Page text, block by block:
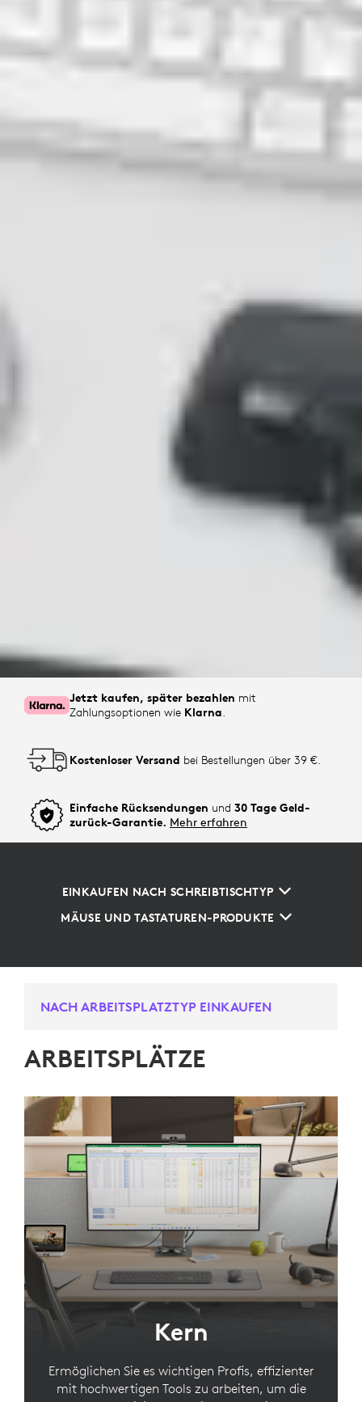
Jetzt kaufen, später bezahlen mit
Zahlungsoptionen wie Klarna.
Kostenloser Versand bei Bestellungen über 39 €.
Einfache Rücksendungen und 30 Tage Geld-
zurück-Garantie. Mehr erfahren
EINKAUFEN NACH SCHREIBTISCHTYP
MÄUSE UND TASTATUREN-PRODUKTE
NACH ARBEITSPLATZTYP EINKAUFEN
ARBEITSPLÄTZE
Kern
Ermöglichen Sie es wichtigen Profis, effizienter
mit hochwertigen Tools zu arbeiten, um die